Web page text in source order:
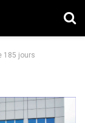
185 jours